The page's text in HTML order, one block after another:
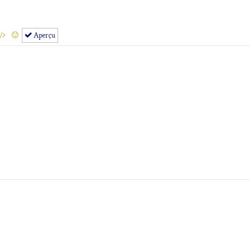
Aperçu